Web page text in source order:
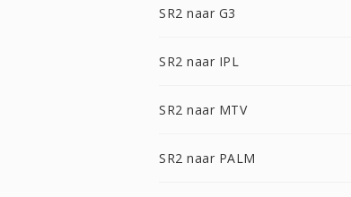
SR2 naar G3
SR2 naar IPL
SR2 naar MTV
SR2 naar PALM